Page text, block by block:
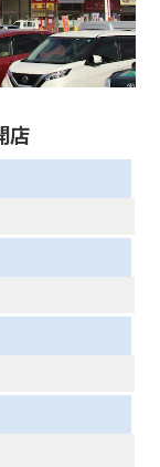
店